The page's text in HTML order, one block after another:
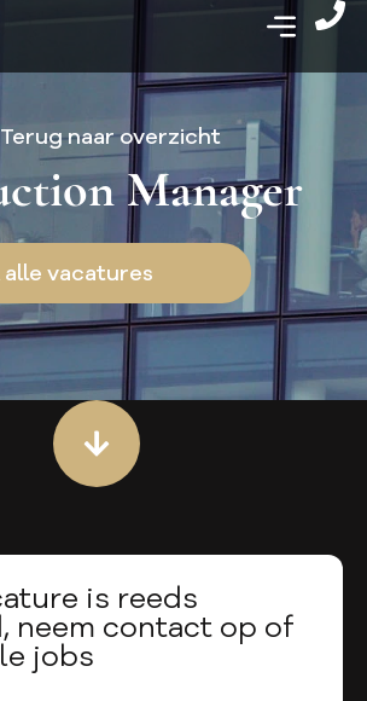
Terug naar overzicht
Manager
alle vacatures
is reeds
neem contact op of
jobs